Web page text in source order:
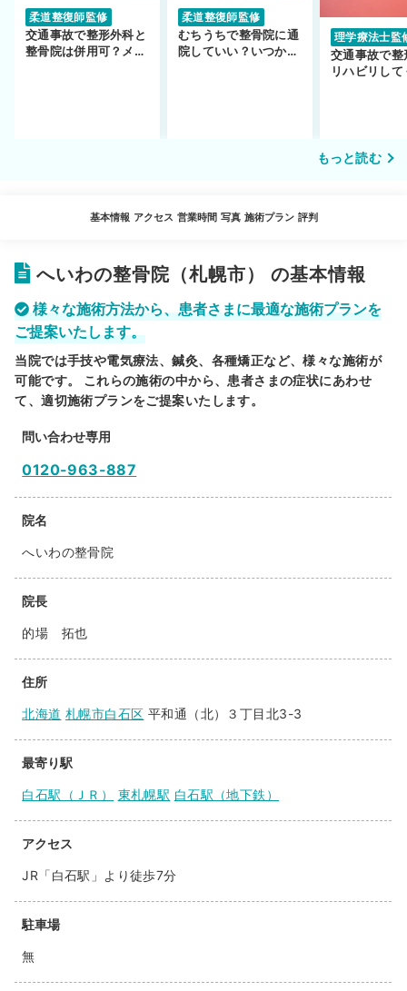
柔道整復師監修
交通事故で整形外科と
整骨院は併用可？メリ
柔道整復師監修
むちうちで整骨院に通
院していい？いつから
理学療法士監
交通事故で整
リハビリして
もっと読む
基本情報 アクセス 営業時間 写真 施術プラン 評判
へいわの整骨院（札幌市） の基本情報
様々な施術方法から、患者さまに最適な施術プランを
ご提案いたします。
当院では手技や電気療法、鍼灸、各種矯正など、様々な施術が
可能です。 これらの施術の中から、患者さまの症状にあわせ
て、適切施術プランをご提案いたします。
問い合わせ専用
0120-963-887
院名
へいわの整骨院
院長
的場 拓也
住所
北海道 札幌市白石区 平和通（北）３丁目北3-3
最寄り駅
白石駅（ＪＲ） 東札幌駅 白石駅（地下鉄）
アクセス
JR「白石駅」より徒歩7分
駐車場
無